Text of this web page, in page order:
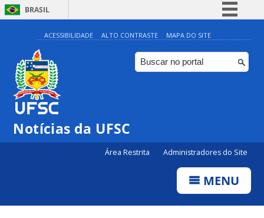
BRASIL
Simplifique!
Comunica BR
Participe
ACESSIBILIDADE ALTO CONTRASTE MAPA DO SITE
Notícias da UFSC
Área Restrita Administradores do Site
MENU